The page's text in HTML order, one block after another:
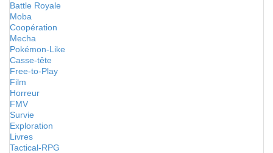
Battle Royale
Moba
Coopération
Mecha
Pokémon-Like
Casse-tête
Free-to-Play
Film
Horreur
FMV
Survie
Exploration
Livres
Tactical-RPG